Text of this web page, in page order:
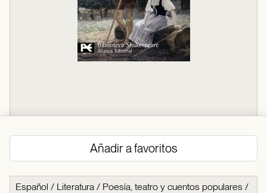
Añadir a favoritos
Español / Literatura / Poesía, teatro y cuentos populares /